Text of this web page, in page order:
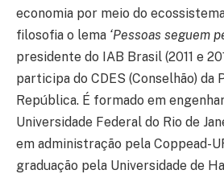
economia por meio do
filosofia o lema ‘Pessoas seguem
presidente do IAB Brasil (2011 e
participa do CDES (Conselhão) da
República. É formado em
Universidade Federal do Rio de
em administração pela Coppead-
graduação pela Universidade de